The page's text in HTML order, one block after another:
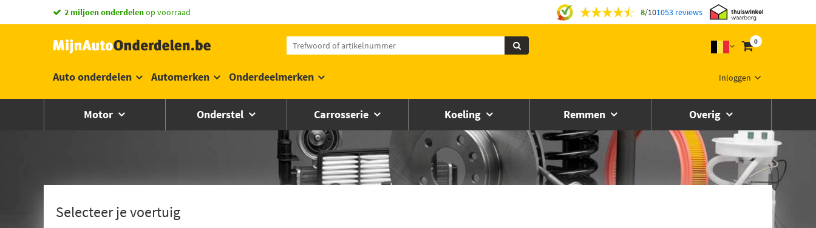
Vandaag besteld,morgen in huis *
2 miljoen onderdelenop voorraad 8/101053 reviews
0
Inloggen
Auto onderdelen Automerken Onderdeelmerken
Motor Onderstel Carrosserie Koeling Remmen Overig
Selecteer je voertuig